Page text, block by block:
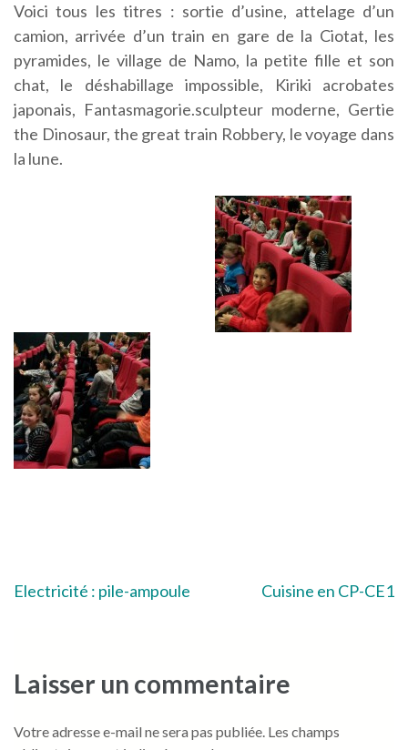
Voici tous les titres : sortie d’usine, attelage d’un
camion, arrivée d’un train en gare de la Ciotat, les
pyramides, le village de Namo, la petite fille et son
chat, le déshabillage impossible, Kiriki acrobates
japonais, Fantasmagorie.sculpteur moderne, Gertie
the Dinosaur, the great train Robbery, le voyage dans
la lune.
Navigation
l’article
Electricité : pile-ampoule Cuisine en CP-CE1
Laisser un commentaire
Votre adresse e-mail ne sera pas publiée. Les champs